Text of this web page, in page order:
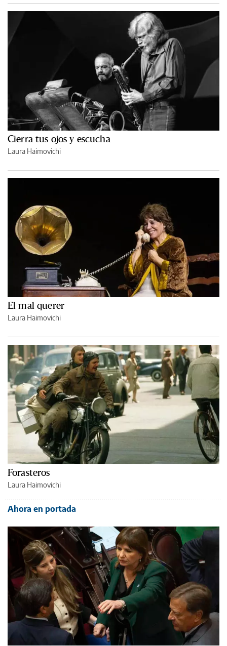
Cierra tus ojos y escucha
Laura Haimovichi
El mal querer
Laura Haimovichi
Forasteros
Laura Haimovichi
Ahora en portada